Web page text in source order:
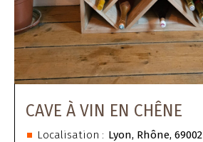
CAVE À VIN EN CHÊNE
Localisation : Lyon, Rhône, 69002